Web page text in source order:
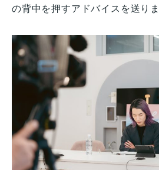
の背中を押すアドバイスを送りま